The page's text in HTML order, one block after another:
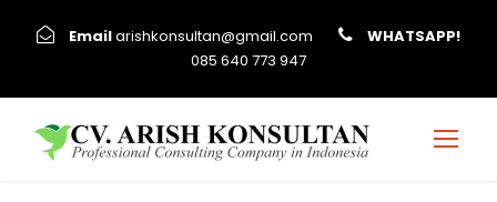
Emailarishkonsultan@gmail.com
WHATSAPP!
085 640 773 947